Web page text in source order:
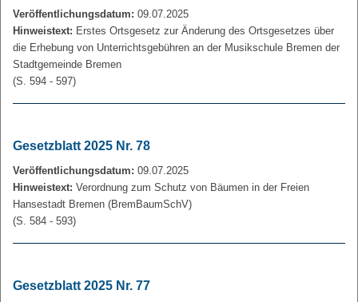
Veröffentlichungsdatum: 09.07.2025
Hinweistext: Erstes Ortsgesetz zur Änderung des Ortsgesetzes über
die Erhebung von Unterrichtsgebühren an der Musikschule Bremen der
Stadtgemeinde Bremen
(S. 594 - 597)
Gesetzblatt 2025 Nr. 78
Veröffentlichungsdatum: 09.07.2025
Hinweistext: Verordnung zum Schutz von Bäumen in der Freien
Hansestadt Bremen (BremBaumSchV)
(S. 584 - 593)
Gesetzblatt 2025 Nr. 77